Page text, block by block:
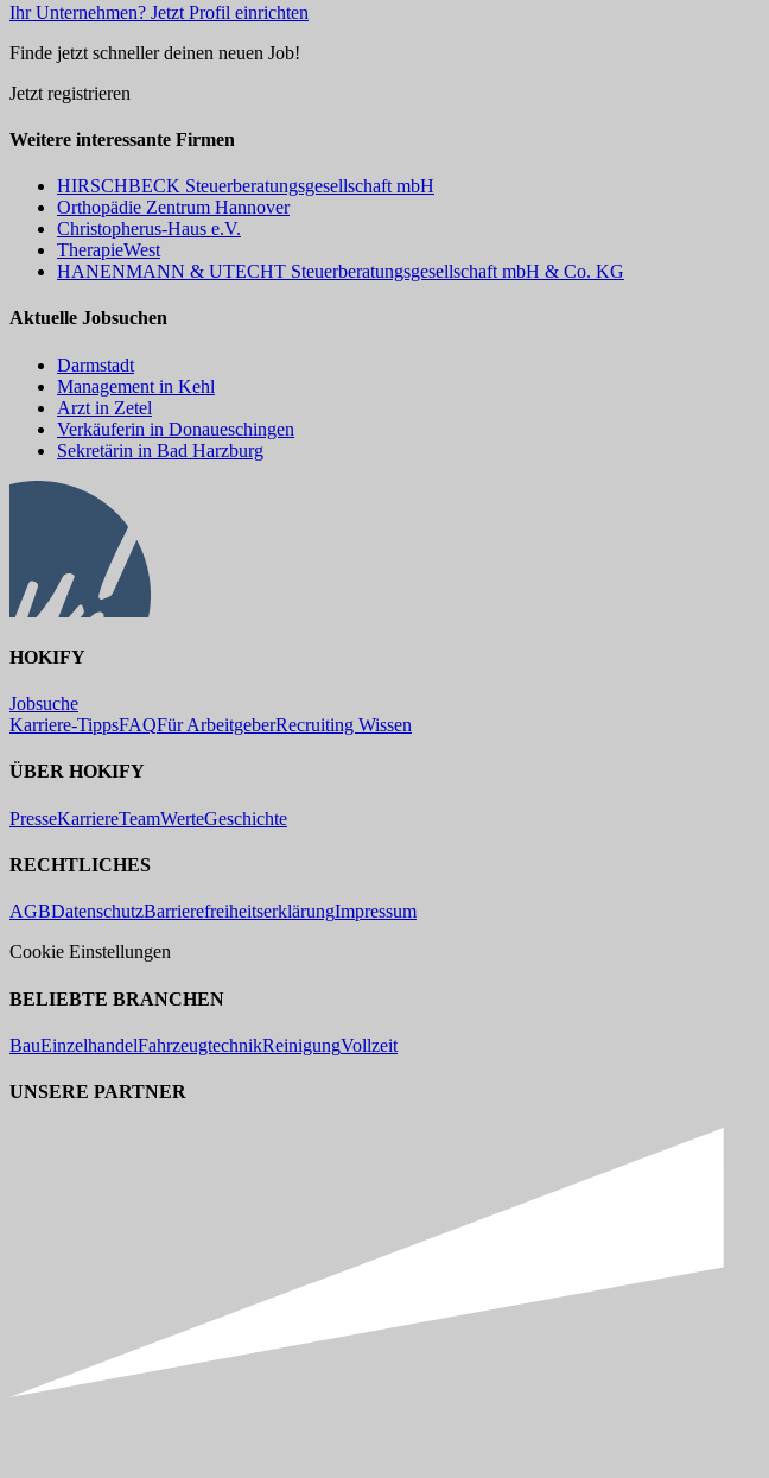
Ihr Unternehmen? Jetzt Profil einrichten
Finde jetzt schneller deinen neuen Job!
Jetzt registrieren
Weitere interessante Firmen
HIRSCHBECK Steuerberatungsgesellschaft mbH
Orthopädie Zentrum Hannover
Christopherus-Haus e.V.
TherapieWest
HANENMANN & UTECHT Steuerberatungsgesellschaft mbH & Co. KG
Aktuelle Jobsuchen
Darmstadt
Management in Kehl
Arzt in Zetel
Verkäuferin in Donaueschingen
Sekretärin in Bad Harzburg
HOKIFY
Jobsuche
Karriere-TippsFAQFür ArbeitgeberRecruiting Wissen
ÜBER HOKIFY
PresseKarriereTeamWerteGeschichte
RECHTLICHES
AGBDatenschutzBarrierefreiheitserklärungImpressum
Cookie Einstellungen
BELIEBTE BRANCHEN
BauEinzelhandelFahrzeugtechnikReinigungVollzeit
UNSERE PARTNER